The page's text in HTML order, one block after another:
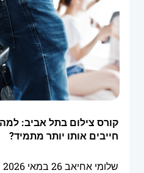
חייבים אותו יותר מתמיד?
שלומי אחיאב26 במאי 2026